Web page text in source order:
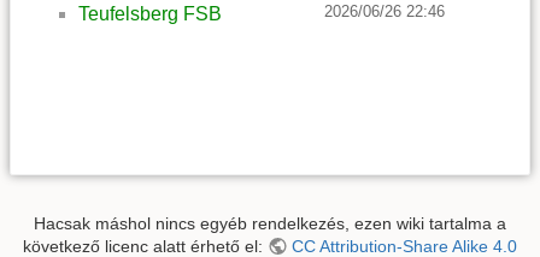
Teufelsberg FSB 2026/06/26 22:46
Hacsak máshol nincs egyéb rendelkezés, ezen wiki tartalma a
következő licenc alatt érhető el:
CC Attribution-Share Alike 4.0